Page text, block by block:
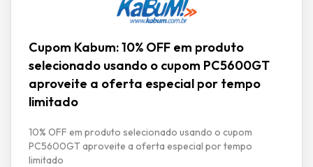
Cupom Kabum: 10% OFF em produto
selecionado usando o cupom PC5600GT
aproveite a oferta especial por tempo
limitado
10% OFF em produto selecionado usando o cupom
PC5600GT aproveite a oferta especial por tempo
limitado